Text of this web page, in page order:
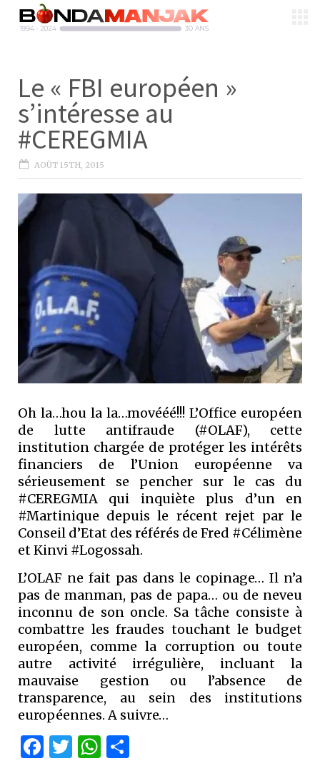
Le « FBI européen »
s’intéresse au
#CEREGMIA
AOÛT 15TH, 2015
Oh la…hou la la…movééé!!! L’Office européen
de lutte antifraude (#OLAF), cette
institution chargée de protéger les intérêts
financiers de l’Union européenne va
sérieusement se pencher sur le cas du
#CEREGMIA qui inquiète plus d’un en
#Martinique depuis le récent rejet par le
Conseil d’Etat des référés de Fred #Célimène
et Kinvi #Logossah.
L’OLAF ne fait pas dans le copinage… Il n’a
pas de manman, pas de papa… ou de neveu
inconnu de son oncle. Sa tâche consiste à
combattre les fraudes touchant le budget
européen, comme la corruption ou toute
autre activité irrégulière, incluant la
mauvaise gestion ou l’absence de
transparence, au sein des institutions
européennes. A suivre…
Facebook
Twitter
WhatsApp